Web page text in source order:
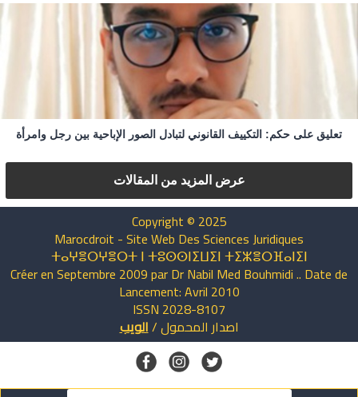
تعليق على حكم: التكييف القانوني لتبادل الصور الإباحية بين رجل وامرأة
عرض المزيد من المقالات
Copyright © 2025
Marocdroit - Site Web Des Sciences Juridiques
ⵜⴰⵖⴻⵔⵖⴻⵔⵜ ⵏ ⵜⵓⵙⵙⵏⵉⵡⵉⵏ ⵜⵉⵣⴻⵔⴼⴰⵏⵉⵏ
Créer en Septembre 2009 par Dr Nabil Med Bouhmidi .. Date de
Lancement: Avril 2010
ISSN 2028-8107
اصدارالمحمول/الويب